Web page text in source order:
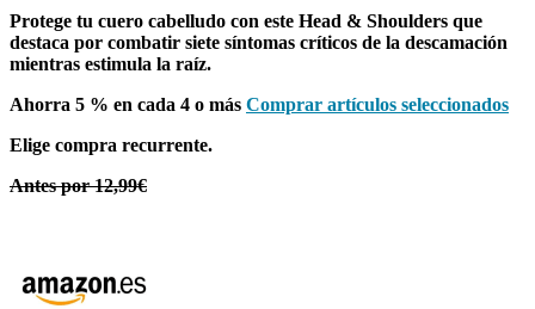
Protege tu cuero cabelludo con este Head & Shoulders que
destaca por combatir siete síntomas críticos de la descamación
mientras estimula la raíz.
Ahorra 5 % en cada 4 o más Comprar artículos seleccionados
Elige compra recurrente.
Antes por 12,99€